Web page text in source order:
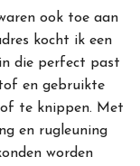
ook toe aan
kocht ik een
die perfect past
en gebruikte
te knippen. Met
en rugleuning
worden